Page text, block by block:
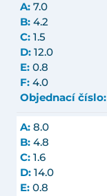
A: 7.0
B: 4.2
C: 1.5
D: 12.0
E: 0.8
F: 4.0
Objednací číslo:
A: 8.0
B: 4.8
C: 1.6
D: 14.0
E: 0.8